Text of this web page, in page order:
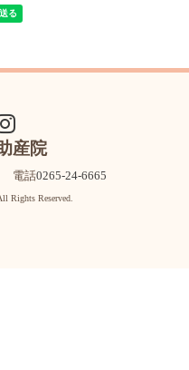
産院
電話0265-24-6665
Rights Reserved.